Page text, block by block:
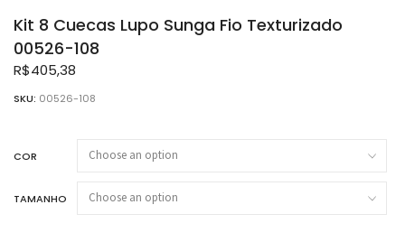
Kit 8 Cuecas Lupo Sunga Fio Texturizado
00526-108
R$405,38
SKU: 00526-108
COR
TAMANHO